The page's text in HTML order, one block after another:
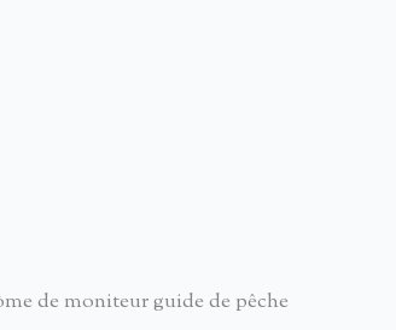
de moniteur guide de pêche